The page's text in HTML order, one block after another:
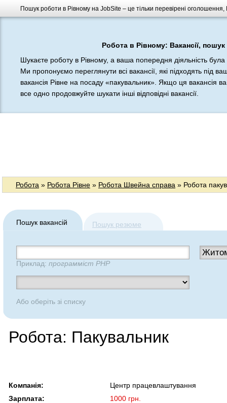
Пошук роботи в Рівному на JobSite – це тільки перевірені
Робота в Рівному: Вакансії,
Шукаєте роботу в Рівному, а ваша попередня діяльність
Ми пропонуємо переглянути всі вакансії, які підходять під
вакансія Рівне на посаду «пакувальник». Якщо ця вакансія
все одно продовжуйте шукати інші відповідні вакансії.
Робота » Робота Рівне » Робота Швейна справа » Робота
Пошук вакансій Пошук резюме
Приклад: программіст PHP
Або оберіть зі списку
Робота: Пакувальник
Компанія:
Центр працевлаштування
Зарплата:
1000 грн.